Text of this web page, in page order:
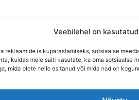
Veebilehel on
reklaamide isikupärastamiseks, sotsiaalse
kuidas meie saiti kasutate, ka oma sotsiaalse
mida olete neile esitanud või mida nad on